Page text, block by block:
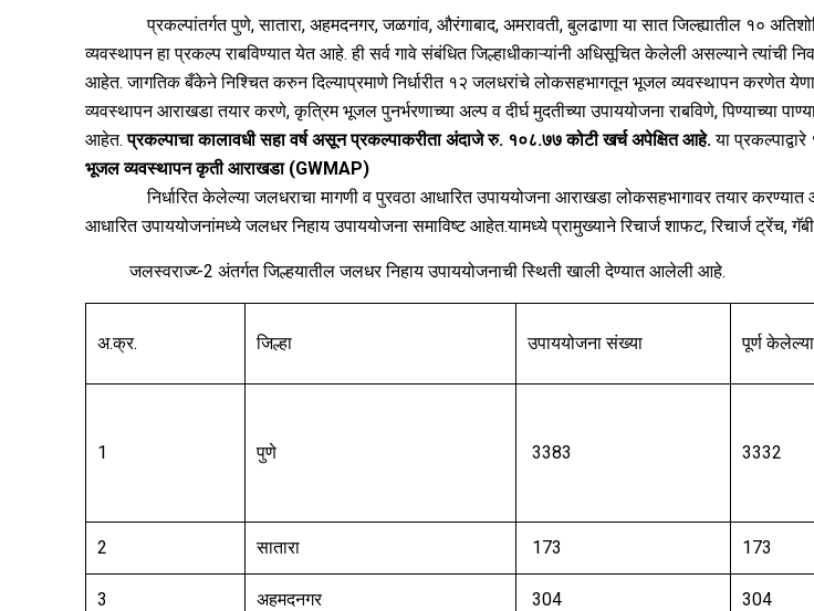
प्रकल्पांतर्गत पुणे, सातारा, अहमदनगर, जळगांव, औरंगाबाद, अमरावती, बुलढाणा या सात जिल्ह्यातील १०
व्यवस्थापन हा प्रकल्प राबविण्यात येत आहे. ही सर्व गावे संबंधित जिल्हाधीकाऱ्यांनी अधिसूचित केलेली असल्याने
आहेत. जागतिक बँकेने निश्चित करुन दिल्याप्रमाणे निर्धारीत १२ जलधरांचे लोकसहभागतून भूजल व्यवस्थापन करणेत
व्यवस्थापन आराखडा तयार करणे, कृत्रिम भूजल पुनर्भरणाच्या अल्प व दीर्घ मुदतीच्या उपाययोजना राबविणे, पिण्याच्या
आहेत.प्रकल्पाचा कालावधी सहा वर्ष असून प्रकल्पाकरीता अंदाजे रु. १०८.७७ कोटी खर्च अपेक्षित आहे.या
भूजल व्यवस्थापन कृती आराखडा (GWMAP)
निर्धारित केलेल्या जलधराचा मागणी व पुरवठा आधारित उपाययोजना आराखडा लोकसहभागावर तयार
आधारित उपाययोजनांमध्ये जलधर निहाय उपाययोजना समाविष्ट आहेत.यामध्ये प्रामुख्याने रिचार्ज शाफट, रिचार्ज
जलस्वराज्य्‍-2 अंतर्गत जिल्हयातील जलधर निहाय उपाययोजनाची स्थिती खाली देण्यात आलेली आहे.
अ.क्र. जिल्हा उपाययोजना संख्या पूर्ण
1 पुणे 3383 3332
2 सातारा 173 173
3 अहमदनगर 304 304